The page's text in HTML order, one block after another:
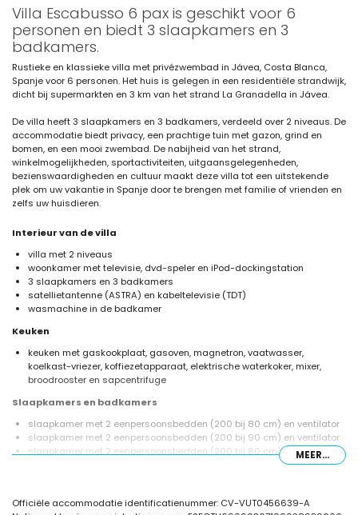
Villa Escabusso 6 pax is geschikt voor 6
personen en biedt 3 slaapkamers en 3
badkamers.
Rustieke en klassieke villa met privézwembad in Jávea, Costa Blanca,
Spanje voor 6 personen. Het huis is gelegen in een residentiële strandwijk,
dicht bij supermarkten en 3 km van het strand La Granadella in Jávea.
De villa heeft 3 slaapkamers en 3 badkamers, verdeeld over 2 niveaus. De
accommodatie biedt privacy, een prachtige tuin met gazon, grind en
bomen, en een mooi zwembad. De nabijheid van het strand,
winkelmogelijkheden, sportactiviteiten, uitgaansgelegenheden,
bezienswaardigheden en cultuur maakt deze villa tot een uitstekende
plek om uw vakantie in Spanje door te brengen met familie of vrienden en
zelfs uw huisdieren.
Interieur van de villa
villa met 2 niveaus
woonkamer met televisie, dvd-speler en iPod-dockingstation
3 slaapkamers en 3 badkamers
satellietantenne (ASTRA) en kabeltelevisie (TDT)
wasmachine in de badkamer
Keuken
keuken met gaskookplaat, gasoven, magnetron, vaatwasser,
koelkast-vriezer, koffiezetapparaat, elektrische waterkoker, mixer,
broodrooster en sapcentrifuge
Slaapkamers en badkamers
slaapkamer met 2 eenpersoonsbedden (200 bij 80 cm) en ventilator
slaapkamer met 2 eenpersoonsbedden (200 bij 90 cm) en ventilator
slaapkamer met 2 eenpersoonsbedden (200 bij 80 cm), ventilator en
badkamer met enkele wastafel, douche en toilet
MEER...
Officiële accommodatie identificatienummer: CV-VUT0456639-A